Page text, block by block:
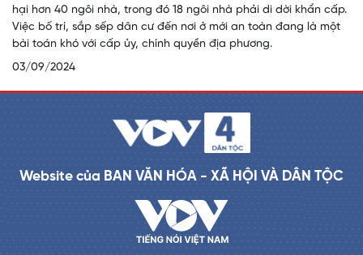
hại hơn 40 ngôi nhà, trong đó 18 ngôi nhà phải di dời khẩn cấp.
Việc bố trí, sắp sếp dân cư đến nơi ở mới an toàn đang là một
bài toán khó với cấp ủy, chính quyền địa phương.
03/09/2024
Website của BAN VĂN HÓA - XÃ HỘI VÀ DÂN TỘC